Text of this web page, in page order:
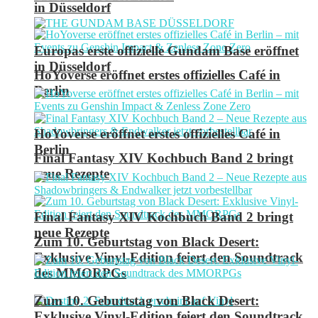
in Düsseldorf
HoYoverse eröffnet erstes offizielles Café in
Berlin
Final Fantasy XIV Kochbuch Band 2 bringt
neue Rezepte
Zum 10. Geburtstag von Black Desert:
Exklusive Vinyl-Edition feiert den Soundtrack
des MMORPGs
Europas erste offizielle Gundam Base eröffnet
in Düsseldorf
HoYoverse eröffnet erstes offizielles Café in
Berlin
Final Fantasy XIV Kochbuch Band 2 bringt
neue Rezepte
Zum 10. Geburtstag von Black Desert: